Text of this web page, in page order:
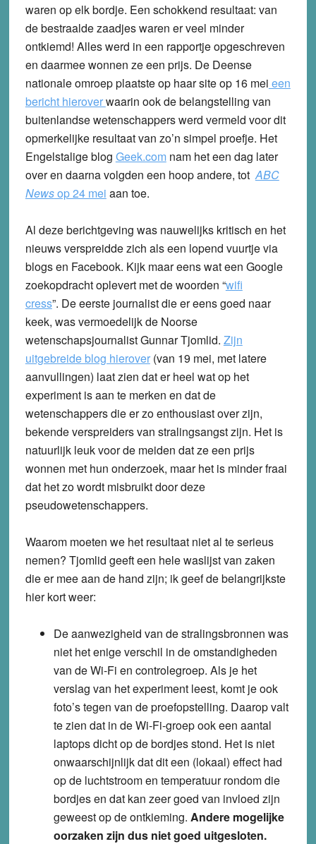
waren op elk bordje. Een schokkend resultaat: van
de bestraalde zaadjes waren er veel minder
ontkiemd! Alles werd in een rapportje opgeschreven
en daarmee wonnen ze een prijs. De Deense
nationale omroep plaatste op haar site op 16 mei een
bericht hieroverwaarin ook de belangstelling van
buitenlandse wetenschappers werd vermeld voor dit
opmerkelijke resultaat van zo’n simpel proefje. Het
Engelstalige blog Geek.comnam het een dag later
over en daarna volgden een hoop andere, totABC
Newsop 24 mei aan toe.
Al deze berichtgeving was nauwelijks kritisch en het
nieuws verspreidde zich als een lopend vuurtje via
blogs en Facebook. Kijk maar eens wat een Google
zoekopdracht oplevert met de woorden “wifi
cress”. De eerste journalist die er eens goed naar
keek, was vermoedelijk de Noorse
wetenschapsjournalist Gunnar Tjomlid. Zijn
uitgebreide blog hierover(van 19 mei, met latere
aanvullingen) laat zien dat er heel wat op het
experiment is aan te merken en dat de
wetenschappers die er zo enthousiast over zijn,
bekende verspreiders van stralingsangst zijn. Het is
natuurlijk leuk voor de meiden dat ze een prijs
wonnen met hun onderzoek, maar het is minder fraai
dat het zo wordt misbruikt door deze
pseudowetenschappers.
Waarom moeten we het resultaat niet al te serieus
nemen? Tjomlid geeft een hele waslijst van zaken
die er mee aan de hand zijn; ik geef de belangrijkste
hier kort weer:
De aanwezigheid van de stralingsbronnen was
niet het enige verschil in de omstandigheden
van de Wi-Fi en controlegroep. Als je het
verslag van het experiment leest, komt je ook
foto’s tegen van de proefopstelling. Daarop valt
te zien dat in de Wi-Fi-groep ook een aantal
laptops dicht op de bordjes stond. Het is niet
onwaarschijnlijk dat dit een (lokaal) effect had
op de luchtstroom en temperatuur rondom die
bordjes en dat kan zeer goed van invloed zijn
geweest op de ontkieming. Andere mogelijke
oorzaken zijn dus niet goed uitgesloten.